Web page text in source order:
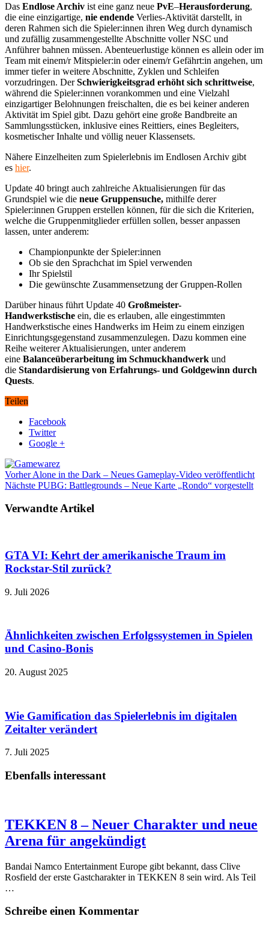
Das Endlose Archiv ist eine ganz neue PvE–Herausforderung,
die eine einzigartige, nie endende Verlies-Aktivität darstellt, in
deren Rahmen sich die Spieler:innen ihren Weg durch dynamisch
und zufällig zusammengestellte Abschnitte voller NSC und
Anführer bahnen müssen. Abenteuerlustige können es allein oder im
Team mit einem/r Mitspieler:in oder einem/r Gefährt:in angehen, um
immer tiefer in weitere Abschnitte, Zyklen und Schleifen
vorzudringen. DerSchwierigkeitsgrad erhöht sich schrittweise,
während die Spieler:innen vorankommen und eine Vielzahl
einzigartiger Belohnungen freischalten, die es bei keiner anderen
Aktivität im Spiel gibt. Dazu gehört eine große Bandbreite an
Sammlungsstücken, inklusive eines Reittiers, eines Begleiters,
kosmetischer Inhalte und völlig neuer Klassensets.
Nähere Einzelheiten zum Spielerlebnis im Endlosen Archiv gibt
es hier.
Update 40 bringt auch zahlreiche Aktualisierungen für das
Grundspiel wie die neue Gruppensuche, mithilfe derer
Spieler:innen Gruppen erstellen können, für die sich die Kriterien,
welche die Gruppenmitglieder erfüllen sollen, besser anpassen
lassen, unter anderem:
Championpunkte der Spieler:innen
Ob sie den Sprachchat im Spiel verwenden
Ihr Spielstil
Die gewünschte Zusammensetzung der Gruppen-Rollen
Darüber hinaus führt Update 40 Großmeister-
Handwerkstische ein, die es erlauben, alle eingestimmten
Handwerkstische eines Handwerks im Heim zu einem einzigen
Einrichtungsgegenstand zusammenzulegen. Dazu kommen eine
Reihe weiterer Aktualisierungen, unter anderem
eine Balanceüberarbeitung im Schmuckhandwerk und
die Standardisierung von Erfahrungs- und Goldgewinn durch
Quests.
Teilen
Facebook
Twitter
Google +
VorherAlone in the Dark – Neues Gameplay-Video veröffentlicht
Nächste PUBG: Battlegrounds – Neue Karte „Rondo“ vorgestellt
Verwandte Artikel
GTA VI: Kehrt der amerikanische Traum im
Rockstar-Stil zurück?
9. Juli 2026
Ähnlichkeiten zwischen Erfolgssystemen in Spielen
und Casino‑Bonis
20. August 2025
Wie Gamification das Spielerlebnis im digitalen
Zeitalter verändert
7. Juli 2025
Ebenfalls interessant
TEKKEN 8 – Neuer Charakter und neue
Arena für angekündigt
Bandai Namco Entertainment Europe gibt bekannt, dass Clive
Rosfield der erste Gastcharakter in TEKKEN 8 sein wird. Als Teil
…
Schreibe einen Kommentar